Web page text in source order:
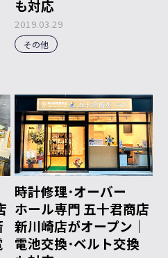
も対応
2019.03.29
その他
時計修理･オーバー
ホール専門 五十君商店
新川崎店がオープン｜
電池交換･ベルト交換